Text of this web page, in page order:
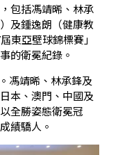
包括馮靖晞、林承
及鍾逸朗（健康教
東亞壁球錦標賽」
的衛冕紀錄。
馮靖晞、林承鋒及
本、澳門、中國及
全勝姿態衛冕冠
績驕人。